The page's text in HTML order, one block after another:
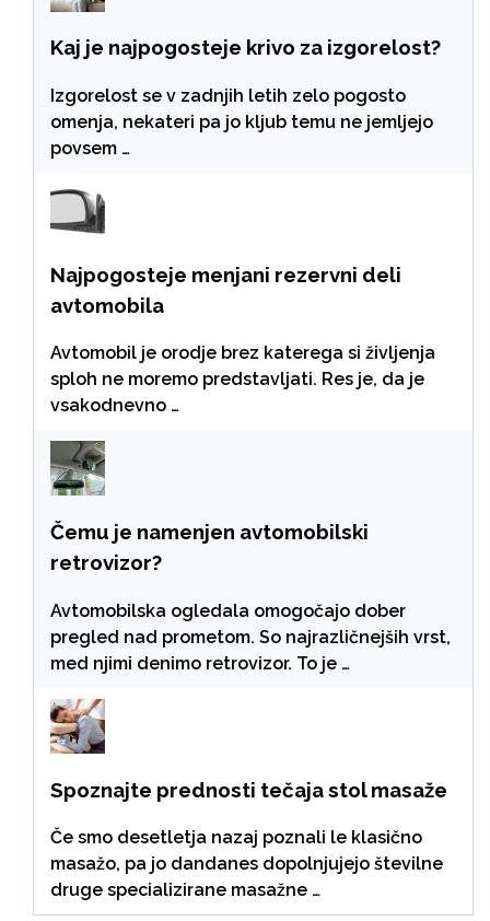
Kaj je najpogosteje krivo za izgorelost?
Izgorelost se v zadnjih letih zelo pogosto
omenja, nekateri pa jo kljub temu ne jemljejo
povsem …
Najpogosteje menjani rezervni deli
avtomobila
Avtomobil je orodje brez katerega si življenja
sploh ne moremo predstavljati. Res je, da je
vsakodnevno …
Čemu je namenjen avtomobilski
retrovizor?
Avtomobilska ogledala omogočajo dober
pregled nad prometom. So najrazličnejših vrst,
med njimi denimo retrovizor. To je …
Spoznajte prednosti tečaja stol masaže
Če smo desetletja nazaj poznali le klasično
masažo, pa jo dandanes dopolnjujejo številne
druge specializirane masažne …